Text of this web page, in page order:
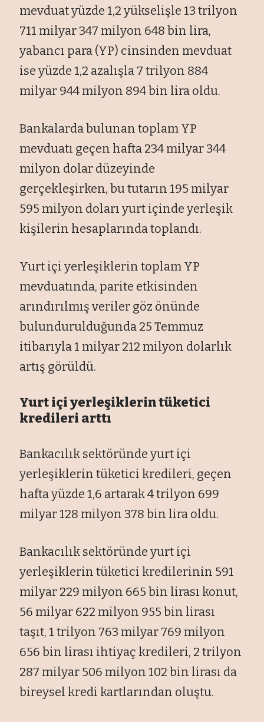
mevduat yüzde 1,2 yükselişle 13 trilyon
711 milyar 347 milyon 648 bin lira,
yabancı para (YP) cinsinden mevduat
ise yüzde 1,2 azalışla 7 trilyon 884
milyar 944 milyon 894 bin lira oldu.
Bankalarda bulunan toplam YP
mevduatı geçen hafta 234 milyar 344
milyon dolar düzeyinde
gerçekleşirken, bu tutarın 195 milyar
595 milyon doları yurt içinde yerleşik
kişilerin hesaplarında toplandı.
Yurt içi yerleşiklerin toplam YP
mevduatında, parite etkisinden
arındırılmış veriler göz önünde
bulundurulduğunda 25 Temmuz
itibarıyla 1 milyar 212 milyon dolarlık
artış görüldü.
Yurt içi yerleşiklerin tüketici
kredileri arttı
Bankacılık sektöründe yurt içi
yerleşiklerin tüketici kredileri, geçen
hafta yüzde 1,6 artarak 4 trilyon 699
milyar 128 milyon 378 bin lira oldu.
Bankacılık sektöründe yurt içi
yerleşiklerin tüketici kredilerinin 591
milyar 229 milyon 665 bin lirası konut,
56 milyar 622 milyon 955 bin lirası
taşıt, 1 trilyon 763 milyar 769 milyon
656 bin lirası ihtiyaç kredileri, 2 trilyon
287 milyar 506 milyon 102 bin lirası da
bireysel kredi kartlarından oluştu.